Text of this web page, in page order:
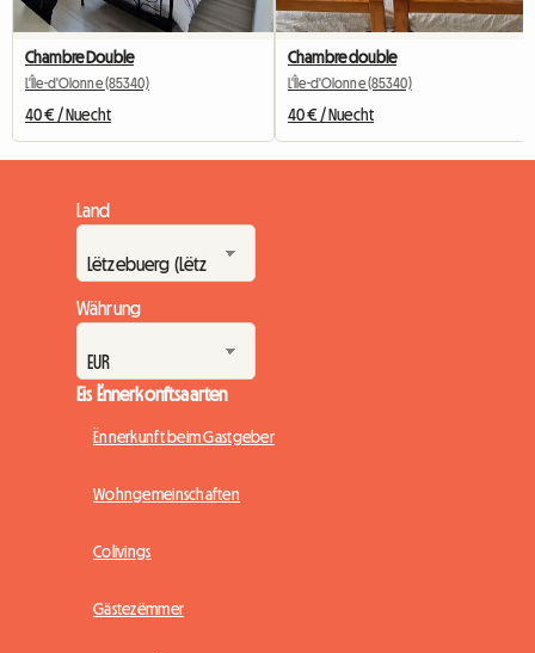
Chambre Double
L'Île-d'Olonne (85340)
40 € / Nuecht
Chambre double
L'Île-d'Olonne (85340)
40 € / Nuecht
Land
Währung
Eis Ënnerkonftsaarten
Ënnerkunft beim Gastgeber
Wohngemeinschaften
Colivings
Gästezëmmer